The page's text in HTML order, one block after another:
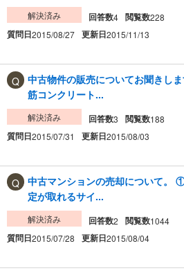
解決済み
回答数4 閲覧数228
質問日2015/08/27 更新日2015/11/13
中古物件の販売についてお聞きし
筋コンクリート...
解決済み 回答数3 閲覧数188
質問日2015/07/31 更新日2015/08/03
中古マンションの売却について。
定が取れるサイ...
解決済み 回答数2 閲覧数1044
質問日2015/07/28 更新日2015/08/04